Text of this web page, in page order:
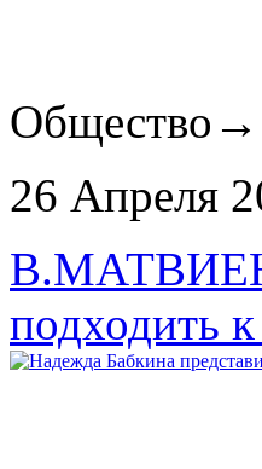
Общество →
26 Апреля
подходить